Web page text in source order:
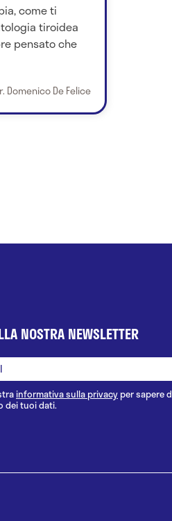
come ti
tiroidea
pensato che
Domenico De Felice
NOSTRA NEWSLETTER
informativa sulla privacy per sapere
dei tuoi dati.